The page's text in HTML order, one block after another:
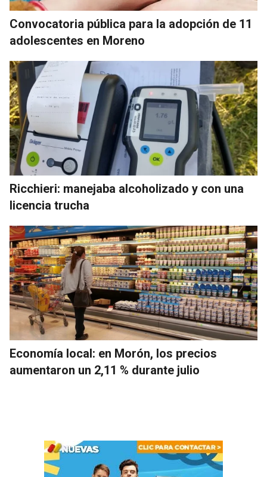
Convocatoria pública para la adopción de 11
adolescentes en Moreno
Ricchieri: manejaba alcoholizado y con una
licencia trucha
Economía local: en Morón, los precios
aumentaron un 2,11 % durante julio